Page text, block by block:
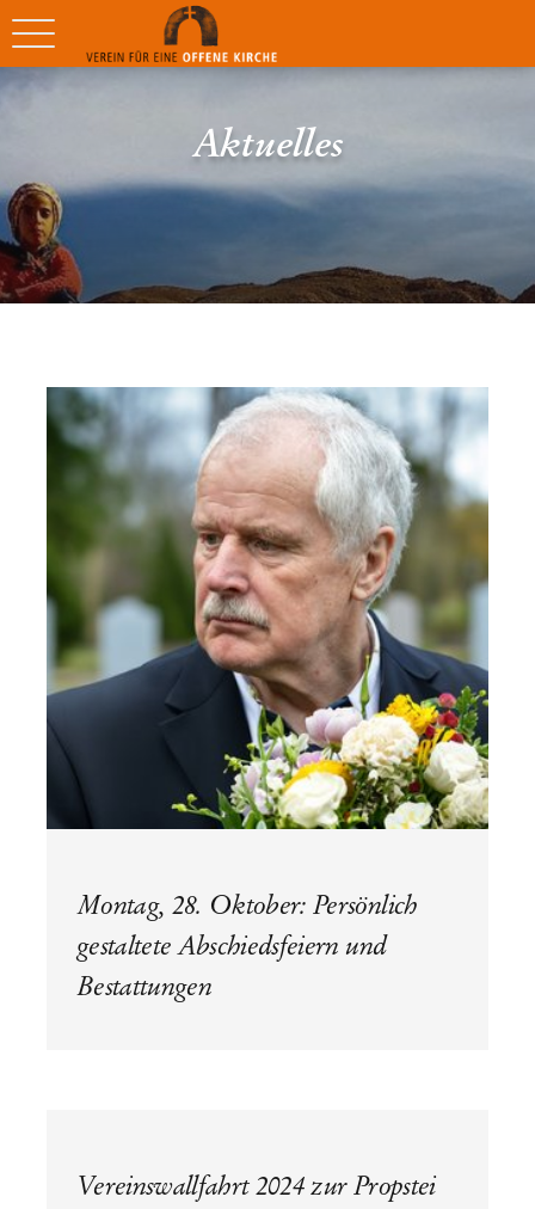
Aktuelles
Montag, 28. Oktober: Persönlich
gestaltete Abschiedsfeiern und
Bestattungen
Vereinswallfahrt 2024 zur Propstei